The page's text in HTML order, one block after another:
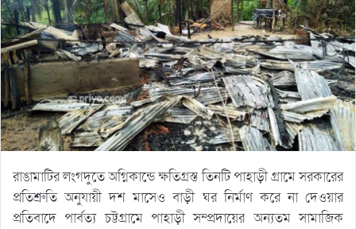
রাঙামাটির লংগদুতে অগ্নিকান্ডে ক্ষতিগ্রস্ত তিনটি পাহাড়ী গ্রামে সরকারের
প্রতিশ্রুতি অনুযায়ী দশ মাসেও বাড়ী ঘর নির্মাণ করে না দেওয়ার
প্রতিবাদে পার্বত্য চট্টগ্রামে পাহাড়ী সম্প্রদায়ের অন্যতম সামাজিক